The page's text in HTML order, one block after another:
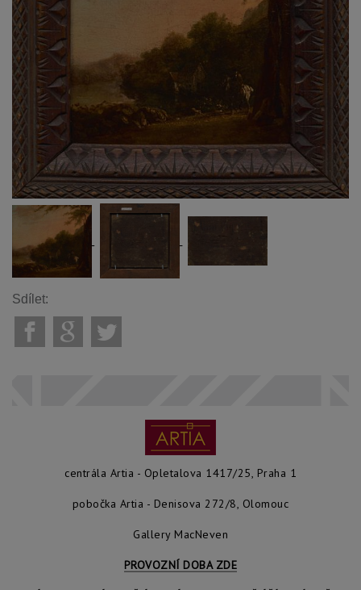
Sdílet:
centrála Artia - Opletalova 1417/25, Praha 1
pobočka Artia - Denisova 272/8, Olomouc
Gallery MacNeven
PROVOZNÍ DOBA ZDE